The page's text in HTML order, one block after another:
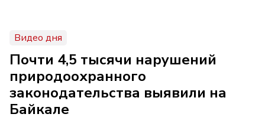
Видео дня
Почти 4,5 тысячи нарушений
природоохранного
законодательства выявили на
Байкале